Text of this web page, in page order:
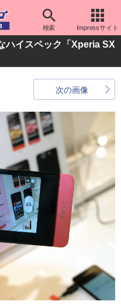
検索 Impressサイト
ハイスペック「Xperia SX
次の画像